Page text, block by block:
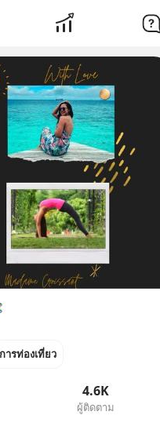
การท่องเที่ยว
4.6K
ผู้ติดตาม